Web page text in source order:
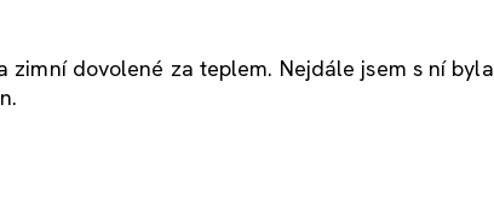
zimní dovolené za teplem. Nejdále jsem s ní byla